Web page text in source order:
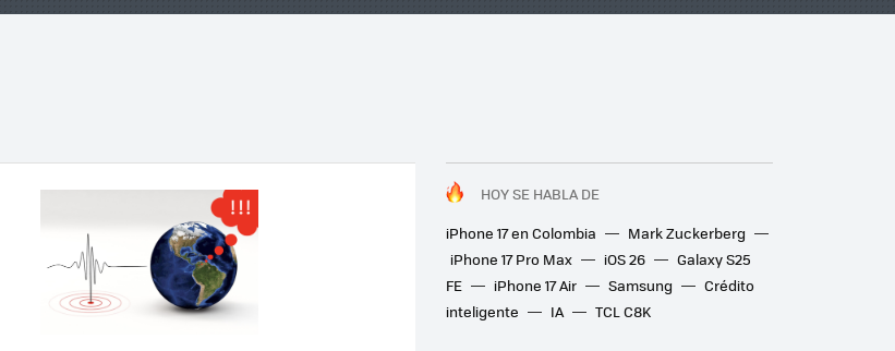
HOY SE HABLA DE
iPhone 17 en Colombia
Mark Zuckerberg
iPhone 17 Pro Max
iOS 26
Galaxy S25
FE
iPhone 17 Air Samsung
Crédito
inteligente
IA TCL C8K